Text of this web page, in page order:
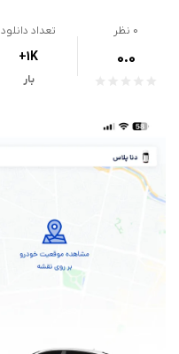
0 نظر
0.0
تعداد دانلود
+1K
بار